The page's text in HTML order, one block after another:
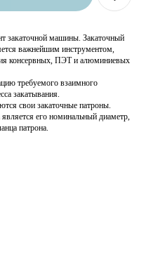
закаточной машины. Закаточный
важнейшим инструментом,
консервных, ПЭТ и алюминиевых
требуемого взаимного
закатывания.
свои закаточные патроны.
его номинальный диаметр,
патрона.